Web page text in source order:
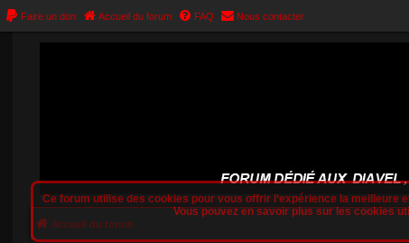
Faire un don Accueil du forum FAQ Nous contacter
Accueil du forum
Ce forum utilise des cookies pour vous offrir l‘expérience la
Vous pouvez en savoir plus sur les cookies